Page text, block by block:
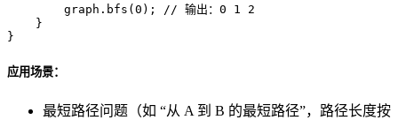
        graph.bfs(
0 );
// 输出：0 1 2
    }
}
应用场景：
最短路径问题（如 “从 A 到 B 的最短路径”，路径长度按